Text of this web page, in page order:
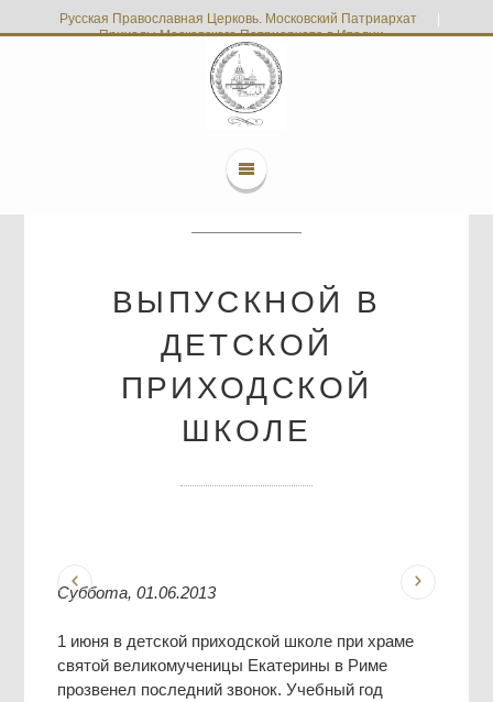
Русская Православная Церковь. Московский Патриархат
Приходы Московского Патриархата в Италии
ВЫПУСКНОЙ В
ДЕТСКОЙ
ПРИХОДСКОЙ
ШКОЛЕ
Суббота, 01.06.2013
1 июня в детской приходской школе при храме
святой великомученицы Екатерины в Риме
прозвенел последний звонок. Учебный год